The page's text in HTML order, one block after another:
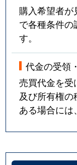
購入希望者
で各種条件の
す。
代金の受領
売買代金を受
及び所有権
ある場合には